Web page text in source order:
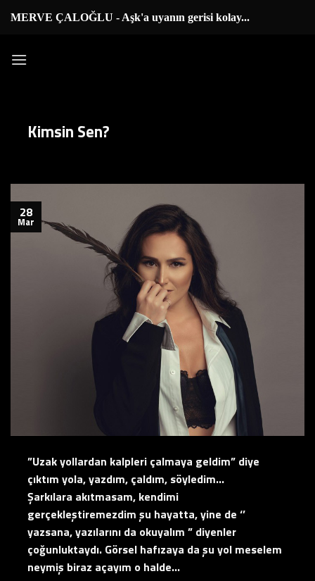
atlaMERVE ÇALOĞLU - Aşk'a uyanın gerisi kolay...
Kimsin Sen?
28
Mar
”Uzak yollardan kalpleri çalmaya geldim” diye
çıktım yola, yazdım, çaldım, söyledim…
Şarkılara akıtmasam, kendimi
gerçekleştiremezdim şu hayatta, yine de ‘’
yazsana, yazılarını da okuyalım ” diyenler
çoğunluktaydı. Görsel hafızaya da şu yol meselem
neymiş biraz açayım o halde…